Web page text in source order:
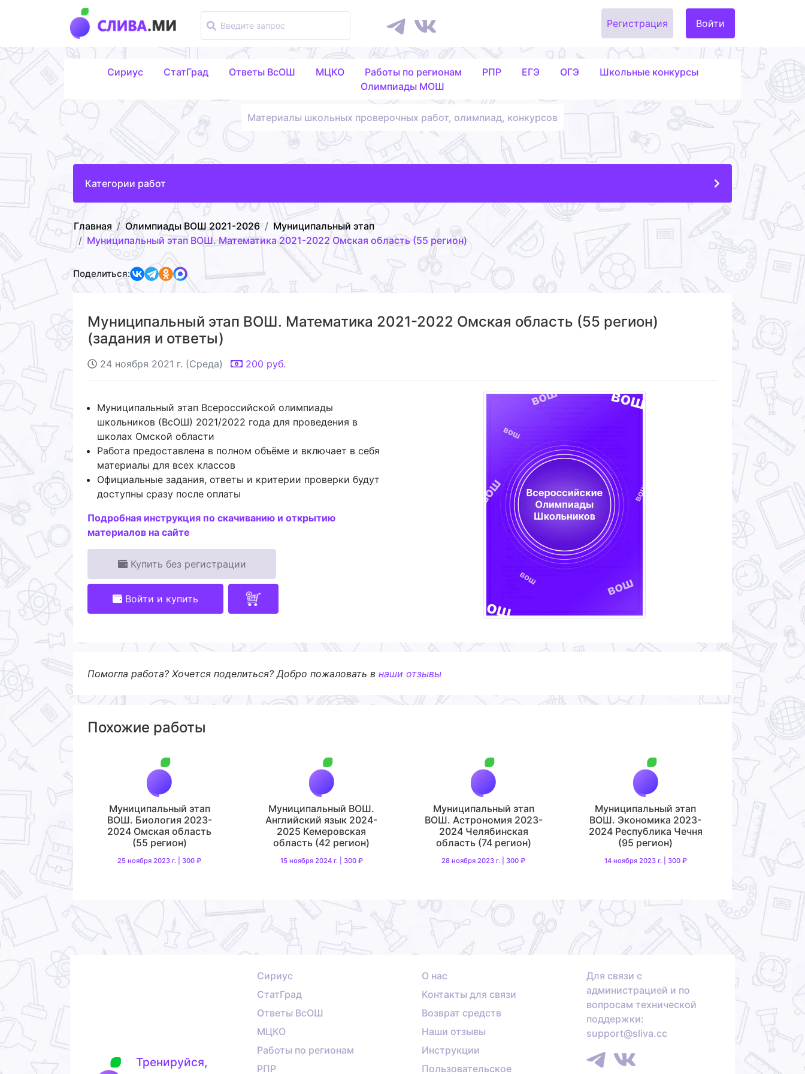
Регистрация Войти
Сириус СтатГрад Ответы ВсОШ МЦКО Работы по регионам РПР ЕГЭ ОГЭ
Школьные конкурсы
Олимпиады МОШ
Материалы школьных проверочных работ, олимпиад, конкурсов
Категории работ
Главная Олимпиады ВОШ 2021-2026
Муниципальный этап
Муниципальный этап ВОШ. Математика 2021-2022 Омская область (55 регион)
Поделиться:
Муниципальный этап ВОШ. Математика 2021-2022 Омская область (55 регион)
(задания и ответы)
24 ноября 2021 г. (Среда) 200 руб.
Муниципальный этап Всероссийской олимпиады
школьников (ВсОШ) 2021/2022 года для проведения в
школах Омской области
Работа предоставлена в полном объёме и включает в себя
материалы для всех классов
Официальные задания, ответы и критерии проверки будут
доступны сразу после оплаты
Подробная инструкция по скачиванию и открытию
материалов на сайте
Купить без регистрации
Войти и купить
Помогла работа? Хочется поделиться? Добро пожаловать в наши отзывы
Похожие работы
Муниципальный этап
ВОШ. Биология 2023-
2024 Омская область
(55 регион)
25 ноября 2023 г. | 300 ₽
Муниципальный ВОШ.
Английский язык 2024-
2025 Кемеровская
область (42 регион)
15 ноября 2024 г. | 300 ₽
Муниципальный этап
ВОШ. Астрономия 2023-
2024 Челябинская
область (74 регион)
28 ноября 2023 г. | 300 ₽
Муниципальный этап
ВОШ. Экономика 2023-
2024 Республика Чечня
(95 регион)
14 ноября 2023 г. | 300 ₽
Тренируйся,
Сириус
СтатГрад
Ответы ВсОШ
МЦКО
Работы по регионам
РПР
О нас
Контакты для связи
Возврат средств
Наши отзывы
Инструкции
Пользовательское
Для связи с
администрацией и по
вопросам технической
поддержки:
support@sliva.cc